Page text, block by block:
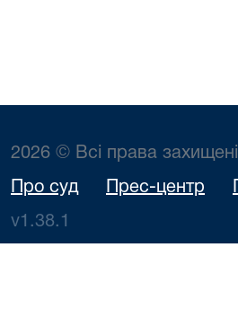
2026 © Всі права захищені
Про суд Прес-центр
v1.38.1